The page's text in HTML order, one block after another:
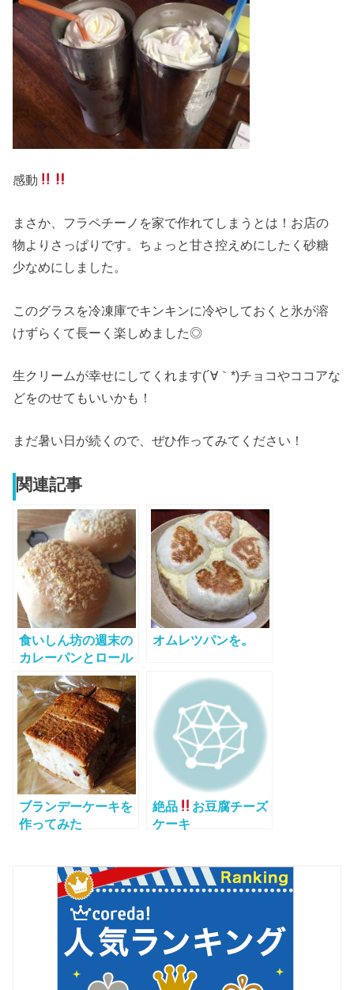
感動
まさか、フラペチーノを家で作れてしまうとは！お店の
物よりさっぱりです。ちょっと甘さ控えめにしたく砂糖
少なめにしました。
このグラスを冷凍庫でキンキンに冷やしておくと氷が溶
けずらくて長ーく楽しめました◎
生クリームが幸せにしてくれます(´∀｀*)チョコやココアな
どをのせてもいいかも！
まだ暑い日が続くので、ぜひ作ってみてください！
関連記事
食いしん坊の週末の
カレーパンとロール
ケーキ
オムレツパンを。
ブランデーケーキを
作ってみた
絶品
お豆腐チーズ
ケーキ